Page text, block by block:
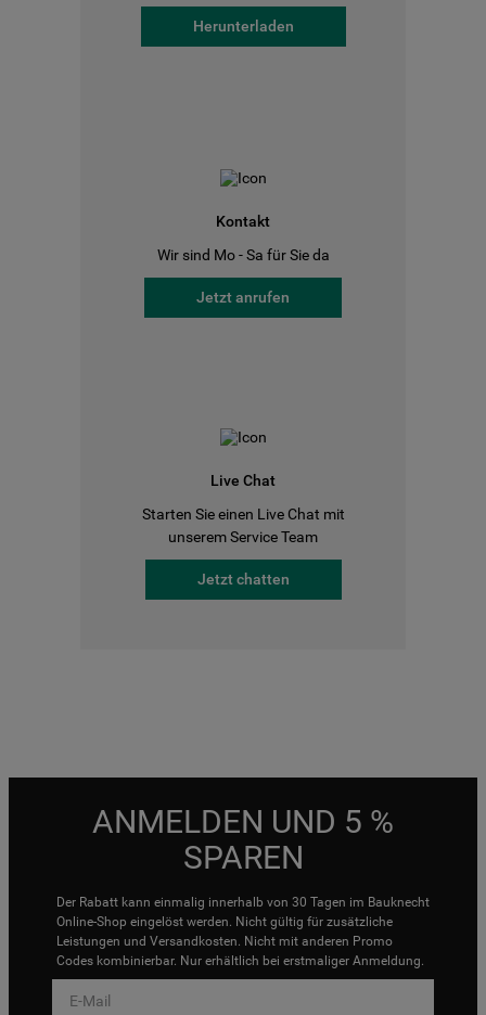
Herunterladen
Kontakt
Wir sind Mo - Sa für Sie da
Jetzt anrufen
Live Chat
Starten Sie einen Live Chat mit
unserem Service Team
Jetzt chatten
ANMELDEN UND 5 %
SPAREN
Der Rabatt kann einmalig innerhalb von 30 Tagen im Bauknecht
Online-Shop eingelöst werden. Nicht gültig für zusätzliche
Leistungen und Versandkosten. Nicht mit anderen Promo
Codes kombinierbar. Nur erhältlich bei erstmaliger Anmeldung.